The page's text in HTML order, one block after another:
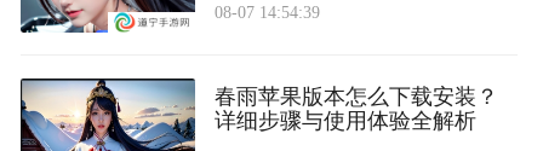
08-07 14:54:39
春雨苹果版本怎么下载安装？
详细步骤与使用体验全解析